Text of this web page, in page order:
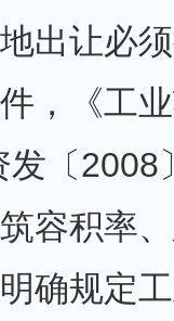
出让必
，《工
〔2008
容积率
确规定